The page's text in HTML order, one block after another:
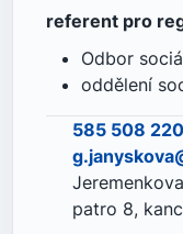
referent pro
Odbor
oddělení
585 508 220
patro 8,